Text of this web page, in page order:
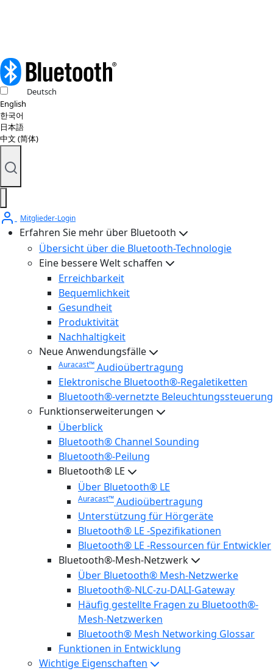
Deutsch
English
한국어
日本語
中文 (简体)
Mitglieder-Login
Erfahren Sie mehr über Bluetooth
Übersicht über die Bluetooth-Technologie
Eine bessere Welt schaffen
Erreichbarkeit
Bequemlichkeit
Gesundheit
Produktivität
Nachhaltigkeit
Neue Anwendungsfälle
Auracast™ Audioübertragung
Elektronische Bluetooth®-Regaletiketten
Bluetooth®-vernetzte Beleuchtungssteuerung
Funktionserweiterungen
Überblick
Bluetooth® Channel Sounding
Bluetooth®-Peilung
Bluetooth® LE
Über Bluetooth® LE
Auracast™ Audioübertragung
Unterstützung für Hörgeräte
Bluetooth® LE -Spezifikationen
Bluetooth® LE -Ressourcen für Entwickler
Bluetooth®-Mesh-Netzwerk
Über Bluetooth® Mesh-Netzwerke
Bluetooth®-NLC-zu-DALI-Gateway
Häufig gestellte Fragen zu Bluetooth®-
Mesh-Netzwerken
Bluetooth® Mesh Networking Glossar
Funktionen in Entwicklung
Wichtige Eigenschaften